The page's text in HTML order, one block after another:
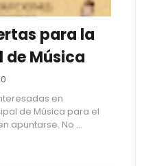
para la
de Música
en
de Música para el
apuntarse. No ...